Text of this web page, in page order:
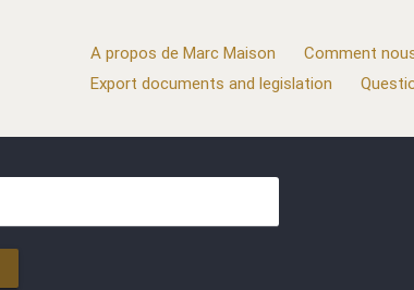
A propos de Marc Maison Comment
Export documents and legislation